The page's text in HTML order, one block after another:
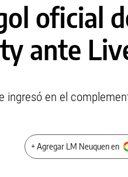
oficial
ante
ingresó en el
+ Agregar LM Neuquen en